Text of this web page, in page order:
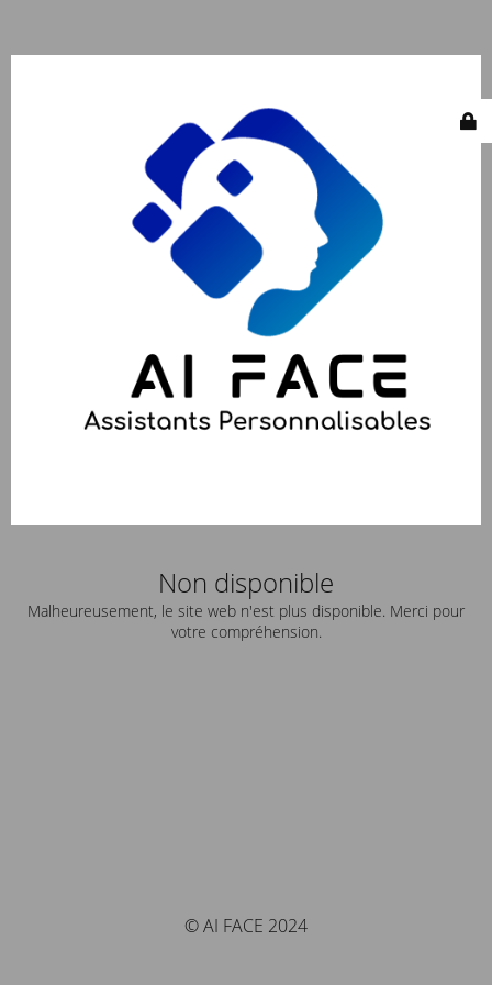
Non disponible
Malheureusement, le site web n'est plus disponible. Merci pour
votre compréhension.
© AI FACE 2024